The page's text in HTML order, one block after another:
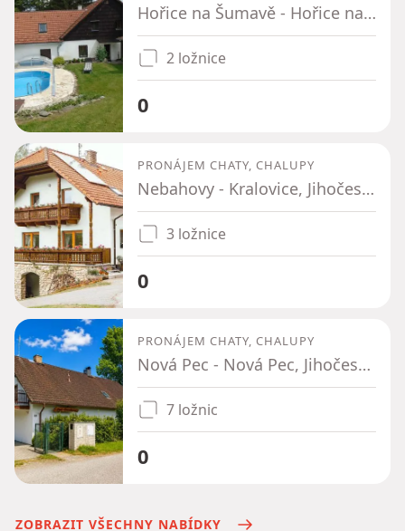
Hořice na Šumavě - Hořice na Šumavě, Jihočeský kraj
2 ložnice
0
PRONÁJEM CHATY, CHALUPY
Nebahovy - Kralovice, Jihočeský kraj
3 ložnice
0
PRONÁJEM CHATY, CHALUPY
Nová Pec - Nová Pec, Jihočeský kraj
7 ložnic
0
ZOBRAZIT VŠECHNY NABÍDKY